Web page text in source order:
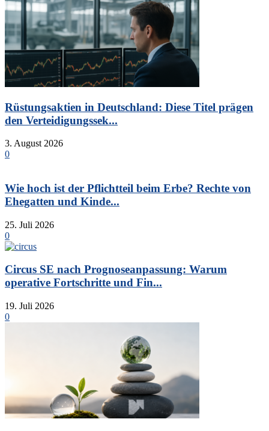
Rüstungsaktien in Deutschland: Diese Titel prägen
den Verteidigungssek...
3. August 2026
0
Wie hoch ist der Pflichtteil beim Erbe? Rechte von
Ehegatten und Kinde...
25. Juli 2026
0
Circus SE nach Prognoseanpassung: Warum
operative Fortschritte und Fin...
19. Juli 2026
0